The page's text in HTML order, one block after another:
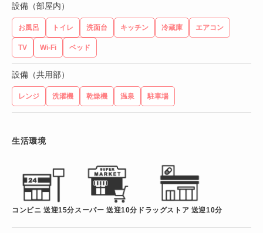
設備（部屋内）
お風呂 トイレ 洗面台 キッチン 冷蔵庫 エアコン
TV Wi-Fi ベッド
設備（共用部）
レンジ 洗濯機 乾燥機 温泉 駐車場
生活環境
コンビニ 送迎15分スーパー 送迎10分 ドラッグストア 送迎10分